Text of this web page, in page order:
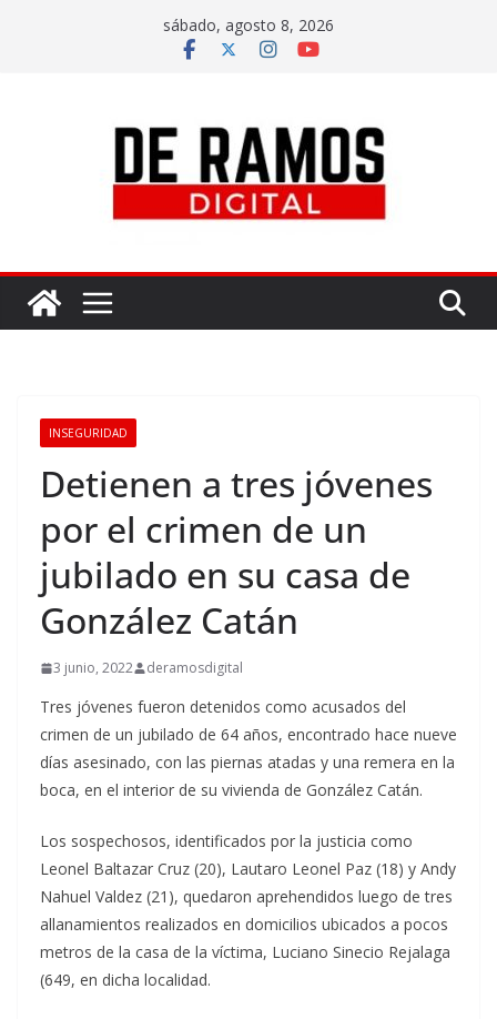
sábado, agosto 8, 2026
INSEGURIDAD
Detienen a tres jóvenes
por el crimen de un
jubilado en su casa de
González Catán
3 junio, 2022 deramosdigital
Tres jóvenes fueron detenidos como acusados del
crimen de un jubilado de 64 años, encontrado hace nueve
días asesinado, con las piernas atadas y una remera en la
boca, en el interior de su vivienda de González Catán.
Los sospechosos, identificados por la justicia como
Leonel Baltazar Cruz (20), Lautaro Leonel Paz (18) y Andy
Nahuel Valdez (21), quedaron aprehendidos luego de tres
allanamientos realizados en domicilios ubicados a pocos
metros de la casa de la víctima, Luciano Sinecio Rejalaga
(649, en dicha localidad.